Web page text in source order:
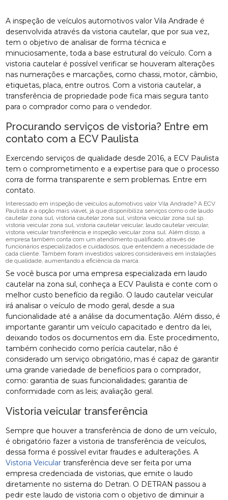
A inspeção de veículos automotivos valor Vila Andrade é
desenvolvida através da vistoria cautelar, que por sua vez,
tem o objetivo de analisar de forma técnica e
minuciosamente, toda a base estrutural do veículo. Com a
vistoria cautelar é possível verificar se houveram alterações
nas numerações e marcações, como chassi, motor, câmbio,
etiquetas, placa, entre outros. Com a vistoria cautelar, a
transferência de propriedade pode fica mais segura tanto
para o comprador como para o vendedor.
Procurando serviços de vistoria? Entre em
contato com a ECV Paulista
Exercendo serviços de qualidade desde 2016, a ECV Paulista
tem o comprometimento e a expertise para que o processo
corra de forma transparente e sem problemas. Entre em
contato.
Interessado em inspeção de veículos automotivos valor Vila Andrade? A ECV
Paulista é a opção mais viável, já que disponibiliza serviços como o de laudo
cautelar zona sul, vistoria cautelar zona sul, vistoria veicular zona sul sp,
vistoria veicular zona sul, vistoria cautelar veicular, laudo cautelar veicular,
vistoria veicular transferência e inspeção veicular zona sul. Além disso, a
empresa também conta com um atendimento qualificado, através de
funcionários especializados e cuidadosos, que entendem a necessidade de
cada cliente. Também foram investidos valores consideráveis em instalações
de qualidade, aumentando a eficiência da marca.
Se você busca por uma empresa especializada em laudo
cautelar na zona sul, conheça a ECV Paulista e conte com o
melhor custo benefício da região. O laudo cautelar veicular
irá analisar o veículo de modo geral, desde a sua
funcionalidade até a análise da documentação. Além disso, é
importante garantir um veículo capacitado e dentro da lei,
deixando todos os documentos em dia. Este procedimento,
também conhecido como perícia cautelar, não é
considerado um serviço obrigatório, mas é capaz de garantir
uma grande variedade de benefícios para o comprador,
como: garantia de suas funcionalidades; garantia de
conformidade com as leis; avaliação geral.
Vistoria veicular transferência
Sempre que houver a transferência de dono de um veículo,
é obrigatório fazer a vistoria de transferência de veículos,
dessa forma é possível evitar fraudes e adulterações. A
Vistoria Veicular transferência deve ser feita por uma
empresa credenciada de vistorias, que emite o laudo
diretamente no sistema do Detran. O DETRAN passou a
pedir este laudo de vistoria com o objetivo de diminuir a